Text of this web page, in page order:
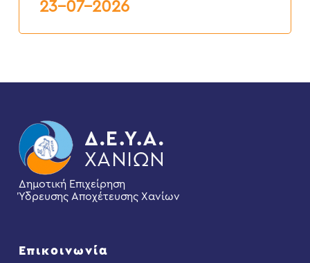
23-07-2026
Δημοτική Επιχείρηση
Ύδρευσης Αποχέτευσης Χανίων
Επικοινωνία